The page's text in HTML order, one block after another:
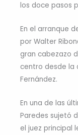
los doce pasos
En el arranque
por Walter
gran cabezazo
centro desde la
Fernández.
En una de las
Paredes sujetó
el juez principal